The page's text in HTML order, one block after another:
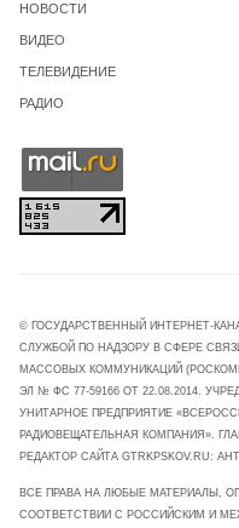
НОВОСТИ
ВИДЕО
ТЕЛЕВИДЕНИЕ
РАДИО
© ГОСУДАРСТВЕННЫЙ ИНТЕРНЕТ-
СЛУЖБОЙ ПО НАДЗОРУ В СФЕРЕ
МАССОВЫХ КОММУНИКАЦИЙ
ЭЛ № ФС 77-59166 ОТ 22.08.2014.
УНИТАРНОЕ ПРЕДПРИЯТИЕ
РАДИОВЕЩАТЕЛЬНАЯ КОМПАНИЯ».
РЕДАКТОР САЙТА GTRKPSKOV.RU:
ВСЕ ПРАВА НА ЛЮБЫЕ МАТЕРИАЛЫ,
СООТВЕТСТВИИ С РОССИЙСКИМ И